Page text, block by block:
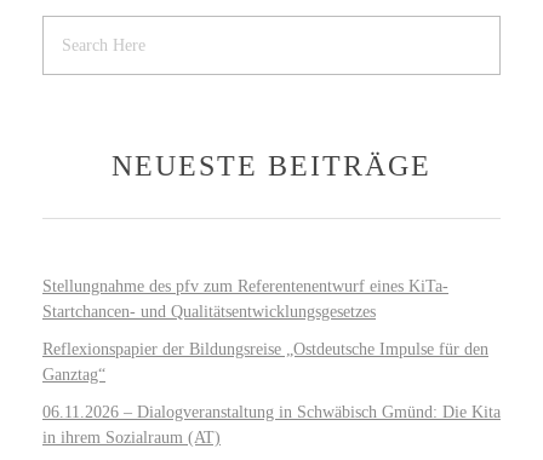
NEUESTE BEITRÄGE
Stellungnahme des pfv zum Referentenentwurf eines KiTa-
Startchancen- und Qualitätsentwicklungsgesetzes
Reflexionspapier der Bildungsreise „Ostdeutsche Impulse für den
Ganztag“
06.11.2026 – Dialogveranstaltung in Schwäbisch Gmünd: Die Kita
in ihrem Sozialraum (AT)